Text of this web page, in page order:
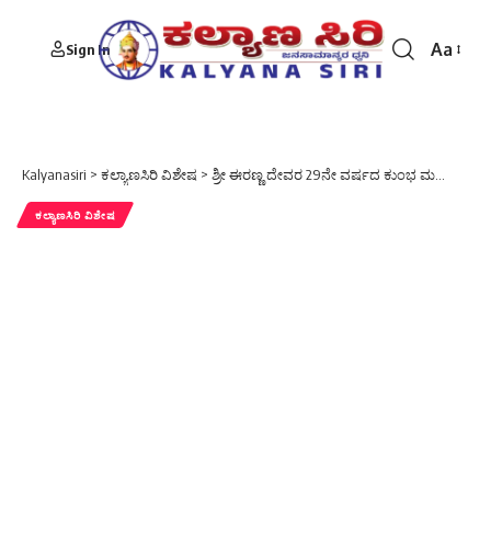
Sign In
Font
Aa
Kalyanasiri > ಕಲ್ಯಾಣಸಿರಿ ವಿಶೇಷ > ಶ್ರೀ ಈರಣ್ಣ ದೇವರ 29ನೇ ವರ್ಷದ ಕುಂಭ ಮಹೋತ್ಸವ
ಕಲ್ಯಾಣಸಿರಿ ವಿಶೇಷ